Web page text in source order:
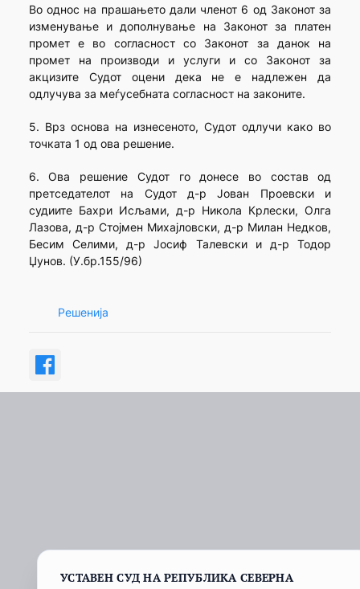
Во однос на прашањето дали членот 6 од Законот за
изменување и дополнување на Законот за платен
промет е во согласност со Законот за данок на
промет на производи и услуги и со Законот за
акцизите Судот оцени дека не е надлежен да
одлучува за меѓусебната согласност на законите.
5. Врз основа на изнесеното, Судот одлучи како во
точката 1 од ова решение.
6. Ова решение Судот го донесе во состав од
претседателот на Судот д-р Јован Проевски и
судиите Бахри Исљами, д-р Никола Крлески, Олга
Лазова, д-р Стојмен Михајловски, д-р Милан Недков,
Бесим Селими, д-р Јосиф Талевски и д-р Тодор
Џунов. (У.бр.155/96)
Решенија
УСТАВЕН СУД НА РЕПУБЛИКА СЕВЕРНА